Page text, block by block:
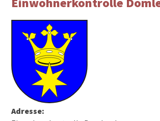
Adresse: